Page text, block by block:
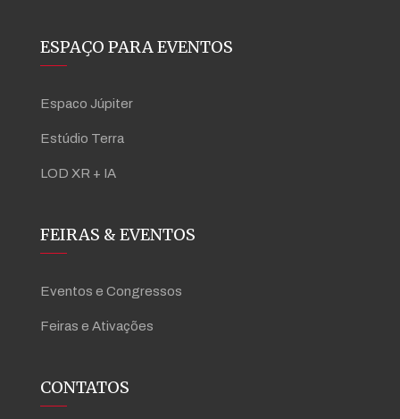
ESPAÇO PARA EVENTOS
Espaco Júpiter
Estúdio Terra
LOD XR + IA
FEIRAS & EVENTOS
Eventos e Congressos
Feiras e Ativações
CONTATOS